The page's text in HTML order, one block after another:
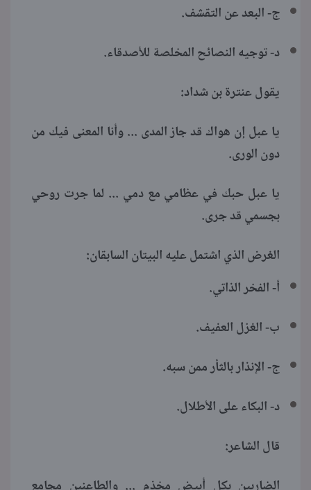
ج- البعد عن التقشف.
د- توجيه النصائح المخلصة للأصدقاء.
يقول عنترة بن شداد:
يا عبل إن هواك قد جاز المدى ... وأنا المعنى فيك من
دون الورى.
يا عبل حبك في عظامي مع دمي ... لما جرت روحي
بجسمي قد جرى.
الغرض الذي اشتمل عليه البيتان السابقان:
أ- الفخر الذاتي.
ب- الغزل العفيف.
ج- الإنذار بالثأر ممن سبه.
د- البكاء على الأطلال.
قال الشاعر: